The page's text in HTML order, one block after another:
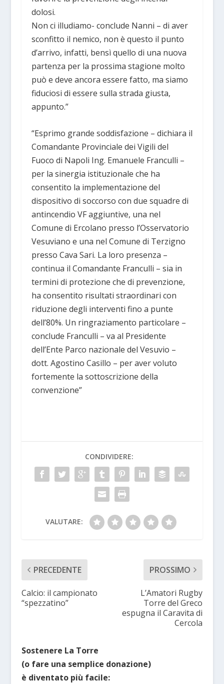
dolosi.
Non ci illudiamo- conclude Nanni – di aver
sconfitto il nemico, non è questo il punto
d’arrivo, infatti, bensì quello di una nuova
partenza per la prossima stagione molto
può e deve ancora essere fatto, ma siamo
fiduciosi di essere sulla strada giusta,
appunto.”
“Esprimo grande soddisfazione – dichiara il
Comandante Provinciale dei Vigili del
Fuoco di Napoli Ing. Emanuele Franculli –
per la sinergia istituzionale che ha
consentito la implementazione del
dispositivo di soccorso con due squadre di
antincendio VF aggiuntive, una nel
Comune di Ercolano presso l’Osservatorio
Vesuviano e una nel Comune di Terzigno
presso Cava Sari. La loro presenza –
continua il Comandante Franculli – sia in
termini di protezione che di prevenzione,
ha consentito risultati straordinari con
riduzione degli interventi fino a punte
dell’80%. Un ringraziamento particolare –
conclude Franculli – va al Presidente
dell’Ente Parco nazionale del Vesuvio –
dott. Agostino Casillo – per aver voluto
fortemente la sottoscrizione della
convenzione”
CONDIVIDERE:
VALUTARE:
PRECEDENTE
Calcio: il campionato
“spezzatino”
PROSSIMO
L’Amatori Rugby
Torre del Greco
espugna il Caravita di
Cercola
Sostenere La Torre
(o fare una semplice donazione)
è diventato più facile: